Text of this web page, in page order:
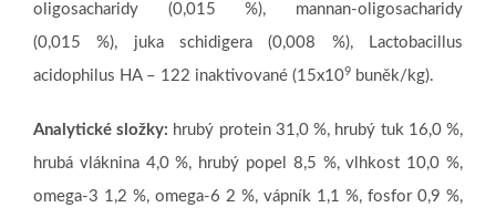
oligosacharidy (0,015 %), mannan-oligosacharidy
(0,015 %), juka schidigera (0,008 %), Lactobacillus
acidophilus HA – 122 inaktivované (15x109 buněk/kg).
Analytické složky: hrubý protein 31,0 %, hrubý tuk 16,0 %,
hrubá vláknina 4,0 %, hrubý popel 8,5 %, vlhkost 10,0 %,
omega-3 1,2 %, omega-6 2 %, vápník 1,1 %, fosfor 0,9 %,